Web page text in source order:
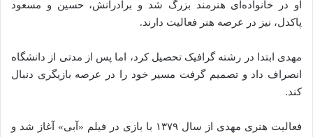
او در خانواده‌ای هنرمند بزرگ شد و برادرانش، حسین و مسعود
پاکدل، نیز در عرصه هنر فعالیت دارند.
مهدی ابتدا در رشته گرافیک تحصیل کرد، اما پس از مدتی از دانشگاه
انصراف داد و تصمیم گرفت مسیر خود را در عرصه بازیگری دنبال
کند.
فعالیت هنری مهدی از سال ۱۳۷۹ با بازی در فیلم «آبی» آغاز شد و